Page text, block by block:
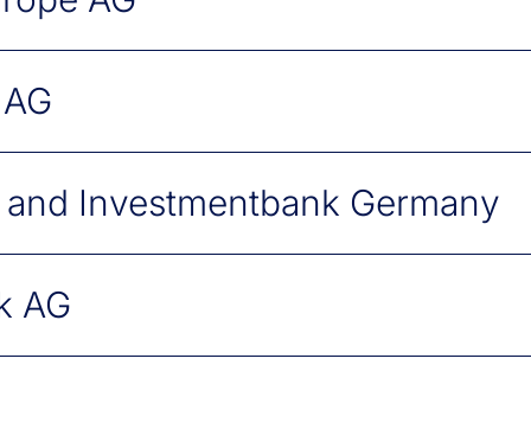
Investmentbank Germany
AG